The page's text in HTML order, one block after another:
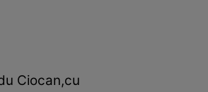
Ciocan,cu